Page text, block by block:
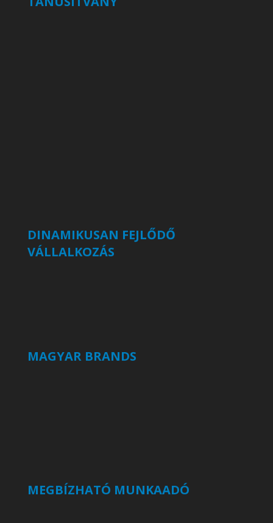
DINAMIKUSAN FEJLŐDŐ
VÁLLALKOZÁS
MAGYAR BRANDS
MEGBÍZHATÓ MUNKAADÓ